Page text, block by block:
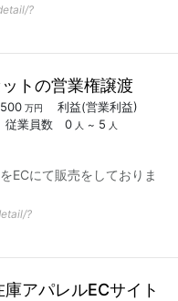
?
トの営業権譲渡
万円 利益(営業利益)
従業員数 0 人 ~ 5 人
ECにて販売をしておりま
?
アパレルECサイト